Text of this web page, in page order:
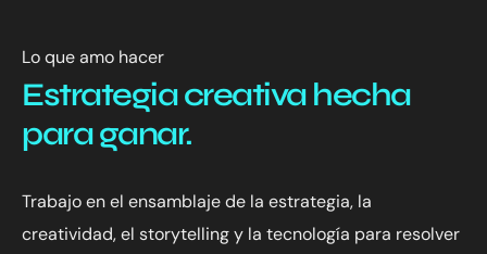
Lo que amo hacer
Estrategia creativa hecha
para ganar.
Trabajo en el ensamblaje de la estrategia, la
creatividad, el storytelling y la tecnología para resolver